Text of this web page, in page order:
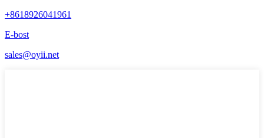
+8618926041961
E-bost
sales@oyii.net